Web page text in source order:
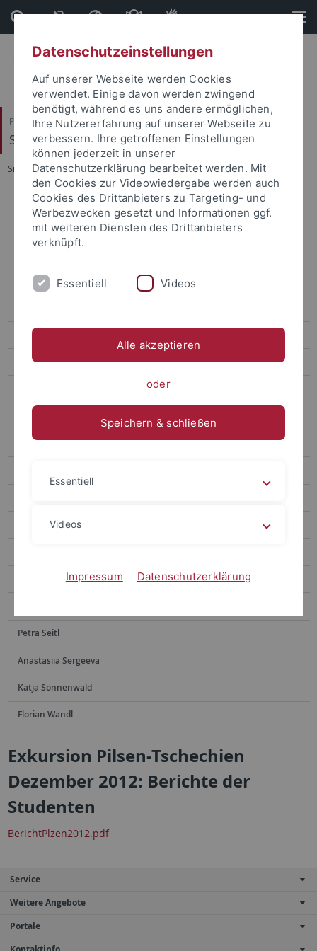
Direkt
zum
Inhalt
Direkt
zur
Fußleiste
Philosophische Fakultät
Slavisches Seminar
Sie sind hier: Startseite ... Pilsen 2012
Simona Barazi
Jahrestreffen von Lektor/innen und Studierenden des
Setkání lektorů a studentů češtiny
Ausstellung "Jaroslav Seifert: Alle Schönheiten der Welt"
Linda Böhm-Czuczkowski
Justyna Gołąbek
Samra Mujanić
Olena Saikovska
Petra Seitl
Anastasiia Sergeeva
Katja Sonnenwald
Florian Wandl
Exkursion Pilsen-Tschechien
Dezember 2012: Berichte der
Studenten
BerichtPlzen2012.pdf
Service
Weitere Angebote
Portale
Datenschutzeinstellungen
Auf unserer Webseite werden Cookies
verwendet. Einige davon werden zwingend
benötigt, während es uns andere ermöglichen,
Ihre Nutzererfahrung auf unserer Webseite zu
verbessern. Ihre getroffenen Einstellungen
können jederzeit in unserer
Datenschutzerklärung bearbeitet werden. Mit
den Cookies zur Videowiedergabe werden auch
Cookies des Drittanbieters zu Targeting- und
Werbezwecken gesetzt und Informationen ggf.
mit weiteren Diensten des Drittanbieters
verknüpft.
Essentiell Videos
Alle akzeptieren
oder
Speichern & schließen
Essentiell
Videos
Impressum Datenschutzerklärung